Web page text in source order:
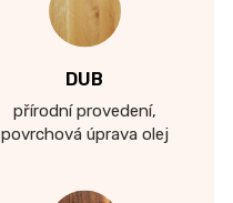
DUB
přírodní provedení,
povrchová úprava olej